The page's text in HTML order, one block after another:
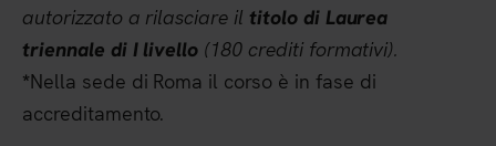
autorizzato a rilasciare il titolo di Laurea
triennale di I livello (180 crediti formativi).
*Nella sede di Roma il corso è in fase di
accreditamento.